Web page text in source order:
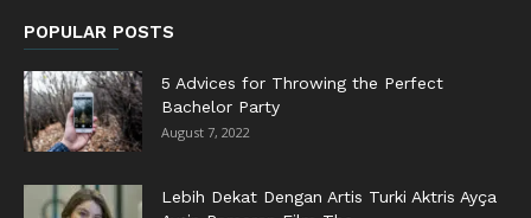
POPULAR POSTS
5 Advices for Throwing the Perfect
Bachelor Party
August 7, 2022
Lebih Dekat Dengan Artis Turki Aktris Ayça